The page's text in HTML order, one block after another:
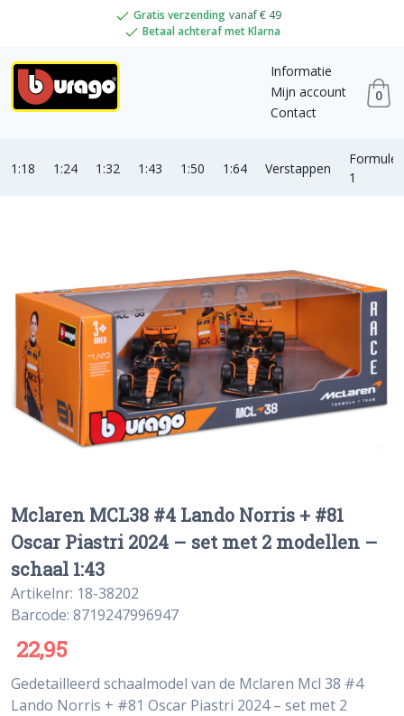
Gratis verzending vanaf € 49
Betaal achteraf met Klarna
Informatie
Mijn account
Contact
0
1:18 1:24 1:32 1:43 1:50 1:64 Verstappen
Formule
1
Mclaren MCL38 #4 Lando Norris + #81
Oscar Piastri 2024 – set met 2 modellen –
schaal 1:43
Artikelnr: 18-38202
Barcode: 8719247996947
22,95
Gedetailleerd schaalmodel van de Mclaren Mcl 38 #4
Lando Norris + #81 Oscar Piastri 2024 – set met 2